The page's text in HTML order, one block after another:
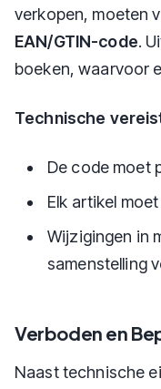
verkopen, moeten
EAN/GTIN-code.
boeken, waarvoor
Technische
De code moet
Elk artikel
Wijzigingen in
samenstelling
Verboden en
Naast technische